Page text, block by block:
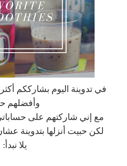
في تدوينة اليوم بشارككم
وأفضلهم
مع إني شاركتهم على
لكن حبيت أنزلها بتدوينة
يلا نبدأ: